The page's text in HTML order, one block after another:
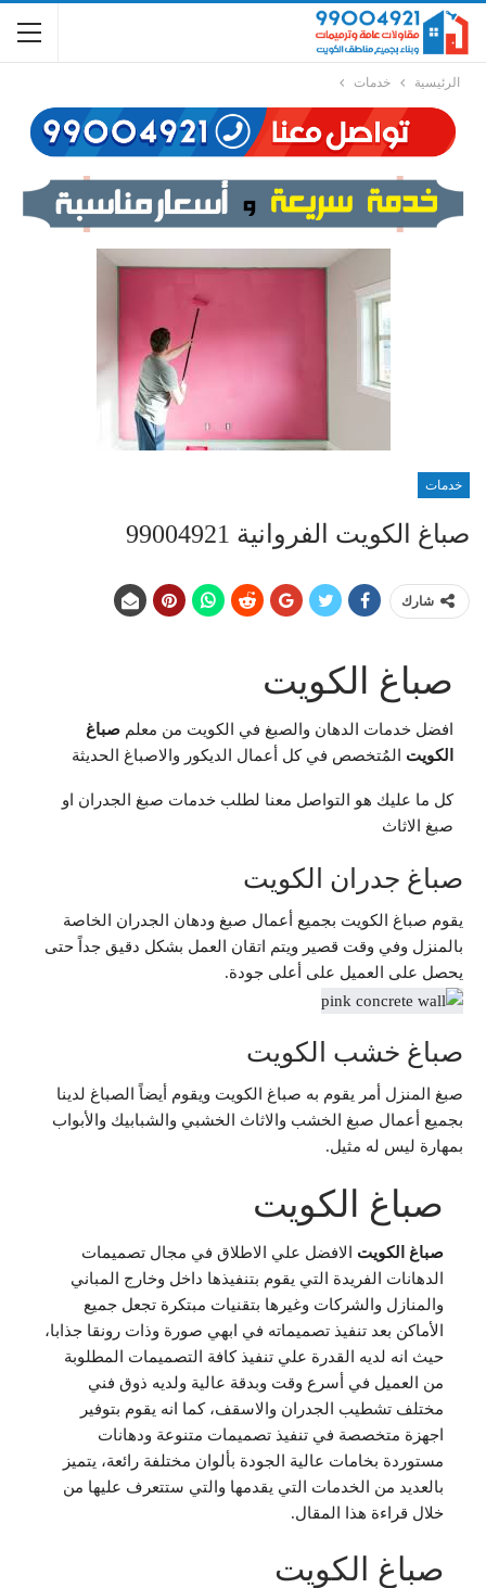
الرئيسية خدمات
خدمات
صباغ الكويت الفروانية 99004921
شارك
صباغ الكويت
افضل خدمات الدهان والصبغ في الكويت من معلم صباغ
الكويت المُتخصص في كل أعمال الديكور والاصباغ الحديثة
كل ما عليك هو التواصل معنا لطلب خدمات صبغ الجدران او
صبغ الاثاث
صباغ جدران الكويت
يقوم صباغ الكويت بجميع أعمال صبغ ودهان الجدران الخاصة
بالمنزل وفي وقت قصير ويتم اتقان العمل بشكل دقيق جداً حتى
يحصل على العميل على أعلى جودة.
صباغ خشب الكويت
صبغ المنزل أمر يقوم به صباغ الكويت ويقوم أيضاً الصباغ لدينا
بجميع أعمال صبغ الخشب والاثاث الخشبي والشبابيك والأبواب
بمهارة ليس له مثيل.
صباغ الكويت
صباغ الكويت الافضل علي الاطلاق في مجال تصميمات
الدهانات الفريدة التي يقوم بتنفيذها داخل وخارج المباني
والمنازل والشركات وغيرها بتقنيات مبتكرة تجعل جميع
الأماكن بعد تنفيذ تصميماته في ابهي صورة وذات رونقا جذابا،
حيث انه لديه القدرة علي تنفيذ كافة التصميمات المطلوبة
من العميل في أسرع وقت وبدقة عالية ولديه ذوق فني
مختلف تشطيب الجدران والاسقف، كما انه يقوم بتوفير
اجهزة متخصصة في تنفيذ تصميمات متنوعة ودهانات
مستوردة بخامات عالية الجودة بألوان مختلفة رائعة، يتميز
بالعديد من الخدمات التي يقدمها والتي ستتعرف عليها من
خلال قراءة هذا المقال.
صباغ الكويت